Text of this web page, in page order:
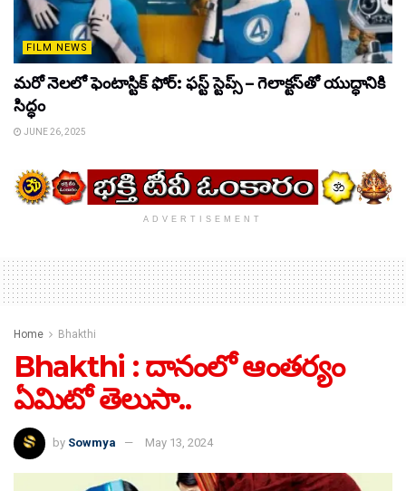
FILM NEWS
మరో నెలలో ఫెంటాస్టిక్ ఫోర్: ఫస్ట్ స్టెప్స్ – గెలాక్టస్‌తో యుద్ధానికి
సిద్ధం
JUNE 26, 2025
ADVERTISEMENT
Home Bhakthi
Bhakthi : దానంలో ఆంతర్యం
ఏమిటో తెలుసా..
by Sowmya May 13, 2024